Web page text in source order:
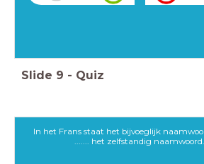
Slide 9 - Quiz
In het Frans staat het bijvoeglijk
....... het zelfstandig naamwoord.